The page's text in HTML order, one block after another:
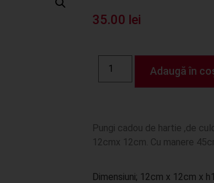
35.00 lei
Adaugă în
Pungi cadou de hartie ,de
12cmx 12cm. Cu manere
Dimensiuni; 12cm x 12cm x